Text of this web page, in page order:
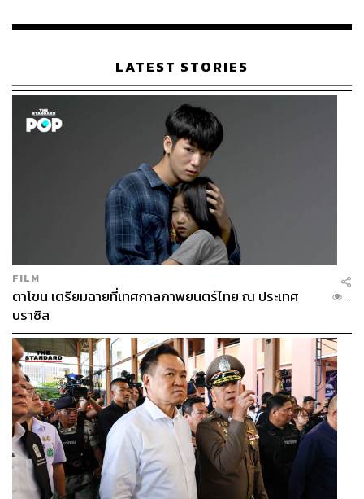
เรือนไทยที่ถูกซุกไว้
LATEST STORIES
FILM
ตาโขน เตรียมฉายที่เทศกาลภาพยนตร์ไทย ณ ประเทศ
บราซิล
...